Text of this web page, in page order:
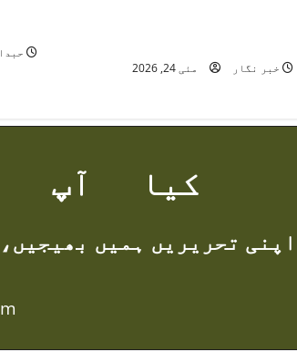
t خبر نگار مئی 24, 2026
کیا آپ
اپنی تحریریں ہمیں